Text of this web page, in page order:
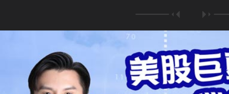
勇？業績期會否成為考驗？！